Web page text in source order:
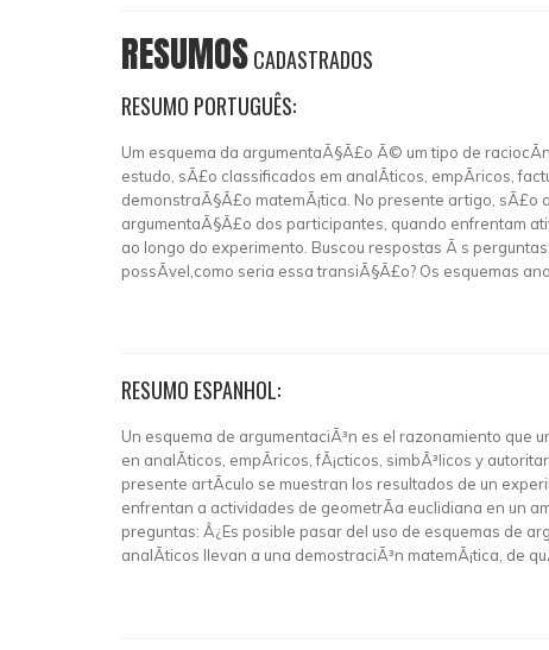
RESUMOSCADASTRADOS
RESUMO PORTUGUÊS:
Um esquema da argumentaÃ§Ã£o Ã© um tipo de
estudo, sÃ£o classificados em analÃ­ticos, empÃ­ricos,
demonstraÃ§Ã£o matemÃ¡tica. No presente artigo,
argumentaÃ§Ã£o dos participantes, quando enfrentam
ao longo do experimento. Buscou respostas Ã s
possÃ­vel,como seria essa transiÃ§Ã£o? Os esquemas
RESUMO ESPANHOL:
Un esquema de argumentaciÃ³n es el razonamiento que
en analÃ­ticos, empÃ­ricos, fÃ¡cticos, simbÃ³licos y
presente artÃ­culo se muestran los resultados de un
enfrentan a actividades de geometrÃ­a euclidiana en un
preguntas: Â¿Es posible pasar del uso de esquemas de
analÃ­ticos llevan a una demostraciÃ³n matemÃ¡tica, de